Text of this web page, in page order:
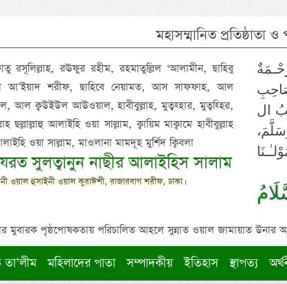
মহাসম্মানিত প্রতিষ্ঠাতা
রসূলিল্লাহ, রঊফুর রহীম, রহমাতুল্লিল ‘আলামীন, ছাহিবু
আ’ইয়াদ শরীফ, ছাহিবে নেয়ামত, আস সাফফাহ, আল
আল ক্বউইউল আউওয়াল, হাবীবুল্লাহ, মুত্বহ্হার, মুত্বহ্হির,
আলাইহি ওয়া সাল্লাম, ক্বায়িম মাক্বামে হাবীবুল্লাহ
ওয়া সাল্লাম, মাওলানা মামদূহ মুর্শিদ ক্বিবলা
সুলত্বানুন নাছীর আলাইহিস সালাম
ওয়াল হুসাইনী ওয়াল কুরাঈশী, রাজারবাগ শরীফ, ঢাকা।
ال
মুবারক পৃষ্ঠপোষকতায় পরিচালিত আহলে সুন্নাত ওয়াল জামায়াত উনার
তা’লীম মহিলাদের পাতা সম্পাদকীয় ইতিহাস স্থাপত্য